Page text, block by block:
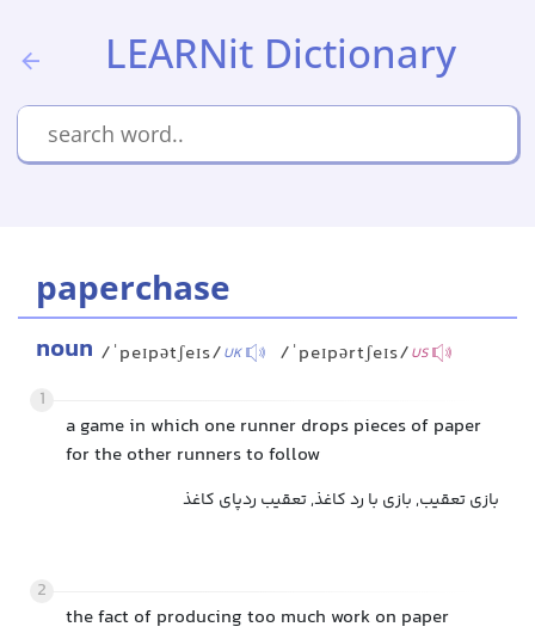
LEARNit Dictionary
paperchase
noun /ˈpeɪpətʃeɪs/UK /ˈpeɪpərtʃeɪs/US
1
a game in which one runner drops pieces of paper
for the other runners to follow
بازی تعقیب, بازی با رد کاغذ, تعقیب ردپای کاغذ
2
the fact of producing too much work on paper